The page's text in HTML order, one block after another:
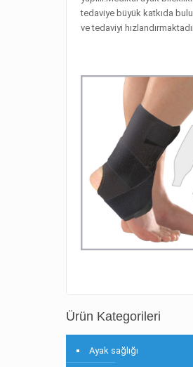
tedaviye büyük katkıda
ve tedaviyi
Ürün Kategorileri
Ayak sağlığı